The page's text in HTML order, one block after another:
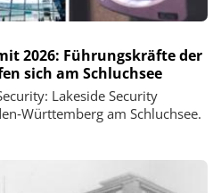
2026: Führungskräfte der
sich am Schluchsee
Lakeside Security
am Schluchsee.